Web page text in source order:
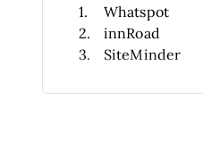
Whatspot
innRoad
SiteMinder
RoomKey PMS